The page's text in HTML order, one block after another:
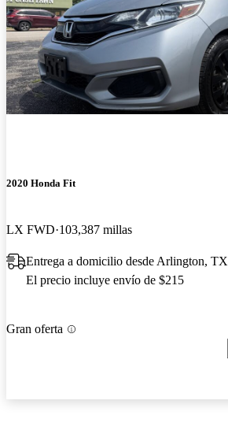
2020 Honda Fit
LX FWD 103,387 millas
Entrega a domicilio desde Arlington, TX
El precio incluye envío de $215
Gran oferta